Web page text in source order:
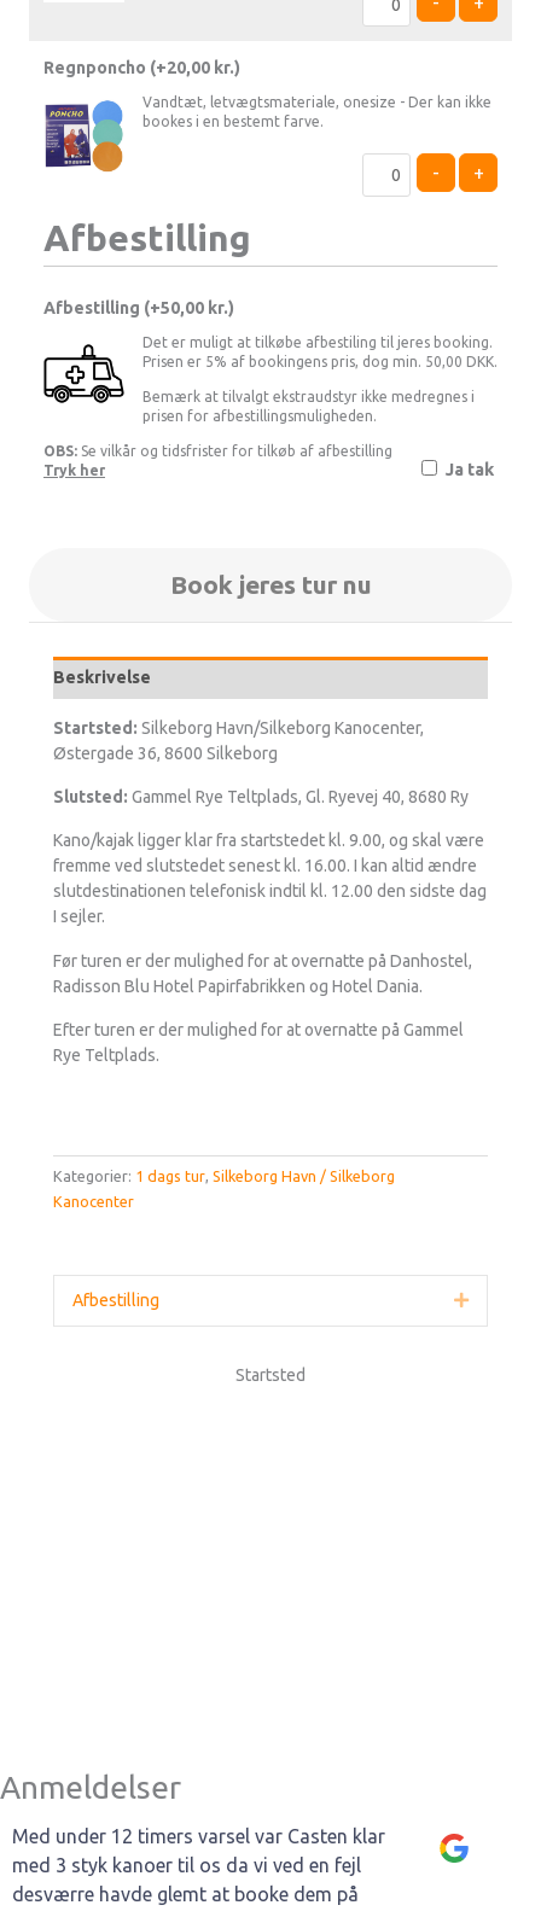
Beskrivelse
Startsted: Silkeborg Havn/Silkeborg Kanocenter,
Østergade 36, 8600 Silkeborg
Slutsted: Gammel Rye Teltplads, Gl. Ryevej 40, 8680 Ry
Kano/kajak ligger klar fra startstedet kl. 9.00, og skal være
fremme ved slutstedet senest kl. 16.00. I kan altid ændre
slutdestinationen telefonisk indtil kl. 12.00 den sidste dag
I sejler.
Før turen er der mulighed for at overnatte på Danhostel,
Radisson Blu Hotel Papirfabrikken og Hotel Dania.
Efter turen er der mulighed for at overnatte på Gammel
Rye Teltplads.
Kategorier: 1 dags tur, Silkeborg Havn / Silkeborg
Kanocenter
Afbestilling Udvid
Startsted
Regnponcho (+20,00 kr.)
Vandtæt, letvægtsmateriale, onesize - Der kan ikke
bookes i en bestemt farve.
- +
Afbestilling
Afbestilling ( 50,00 kr.)
Det er muligt at tilkøbe afbestiling til jeres booking.
Prisen er 5% af bookingens pris, dog min. 50,00 DKK.
Bemærk at tilvalgt ekstraudstyr ikke medregnes i
prisen for afbestillingsmuligheden.
OBS: Se vilkår og tidsfrister for tilkøb af afbestilling
Tryk her
Ja tak
Book jeres tur nu
Anmeldelser
Med under 12 timers varsel var Casten klar
med 3 styk kanoer til os da vi ved en fejl
desværre havde glemt at booke dem på